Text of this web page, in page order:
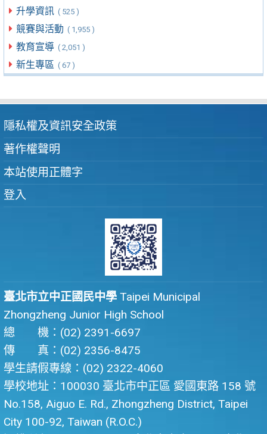
升學資訊 ( 525 )
競賽與活動 ( 1,955 )
教育宣導 ( 2,051 )
新生專區 ( 67 )
隱私權及資訊安全政策
著作權聲明
本站使用正體字
登入
臺北市立中正國民中學 Taipei Municipal
Zhongzheng Junior High School
總 機：(02) 2391-6697
傳 真：(02) 2356-8475
學生請假專線：(02) 2322-4060
學校地址：100030 臺北市中正區 愛國東路 158 號
No.158, Aiguo E. Rd., Zhongzheng District, Taipei
City 100-92, Taiwan (R.O.C.)